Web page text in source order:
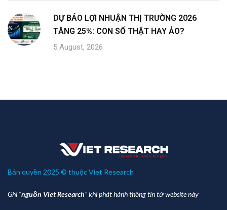
DỰ BÁO LỢI NHUẬN THỊ TRƯỜNG 2026
TĂNG 25%: CON SỐ THẬT HAY ẢO?
5 August, 2026
Bản quyền 2025 © thuộc Viet Research
Ghi “nguồn Viet Research” khi phát hành thông tin từ website này